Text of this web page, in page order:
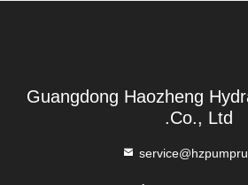
Guangdong Haozheng
Co., Ltd.